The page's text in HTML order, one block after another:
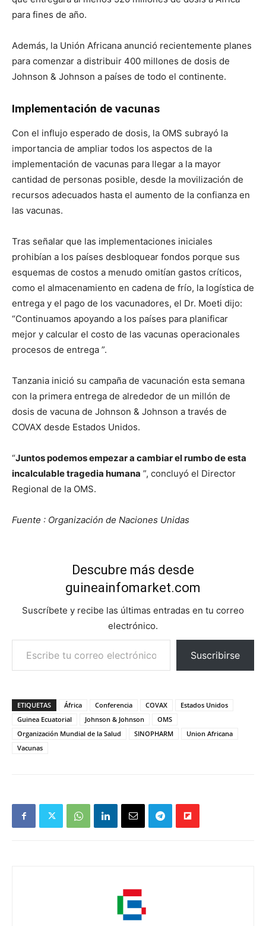
para fines de año.
Además, la Unión Africana anunció recientemente planes
para comenzar a distribuir 400 millones de dosis de
Johnson & Johnson a países de todo el continente.
Implementación de vacunas
Con el influjo esperado de dosis, la OMS subrayó la
importancia de ampliar todos los aspectos de la
implementación de vacunas para llegar a la mayor
cantidad de personas posible, desde la movilización de
recursos adecuados hasta el aumento de la confianza en
las vacunas.
Tras señalar que las implementaciones iniciales
prohibían a los países desbloquear fondos porque sus
esquemas de costos a menudo omitían gastos críticos,
como el almacenamiento en cadena de frío, la logística de
entrega y el pago de los vacunadores, el Dr. Moeti dijo:
“Continuamos apoyando a los países para planificar
mejor y calcular el costo de las vacunas operacionales
procesos de entrega ”.
Tanzania inició su campaña de vacunación esta semana
con la primera entrega de alrededor de un millón de
dosis de vacuna de Johnson & Johnson a través de
COVAX desde Estados Unidos.
“Juntos podemos empezar a cambiar el rumbo de esta
incalculable tragedia humana ”, concluyó el Director
Regional de la OMS.
Fuente : Organización de Naciones Unidas
Descubre más desde
guineainfomarket.com
Suscríbete y recibe las últimas entradas en tu correo
electrónico.
Escribe tu correo electrónico…
Suscribirse
ETIQUETAS África Conferencia COVAX
Estados Unidos
Guinea Ecuatorial
Johnson & Johnson
OMS
Organización Mundial de la Salud
SINOPHARM
Union Africana
Vacunas